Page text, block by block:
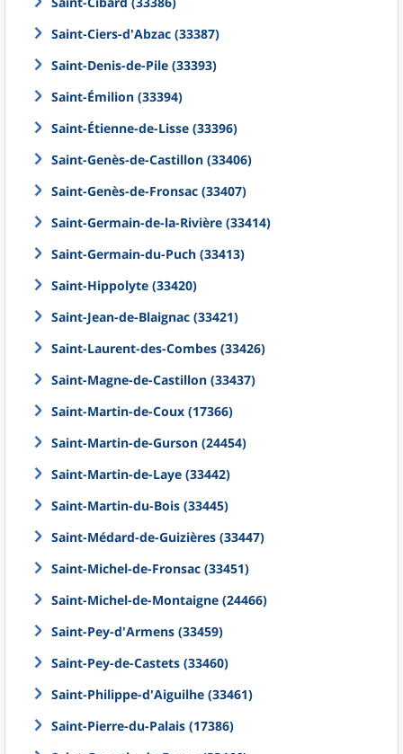
Saint-Ciers-d'Abzac (33387)
Saint-Denis-de-Pile (33393)
Saint-Émilion (33394)
Saint-Étienne-de-Lisse (33396)
Saint-Genès-de-Castillon (33406)
Saint-Genès-de-Fronsac (33407)
Saint-Germain-de-la-Rivière (33414)
Saint-Germain-du-Puch (33413)
Saint-Hippolyte (33420)
Saint-Jean-de-Blaignac (33421)
Saint-Laurent-des-Combes (33426)
Saint-Magne-de-Castillon (33437)
Saint-Martin-de-Coux (17366)
Saint-Martin-de-Gurson (24454)
Saint-Martin-de-Laye (33442)
Saint-Martin-du-Bois (33445)
Saint-Médard-de-Guizières (33447)
Saint-Michel-de-Fronsac (33451)
Saint-Michel-de-Montaigne (24466)
Saint-Pey-d'Armens (33459)
Saint-Pey-de-Castets (33460)
Saint-Philippe-d'Aiguilhe (33461)
Saint-Pierre-du-Palais (17386)